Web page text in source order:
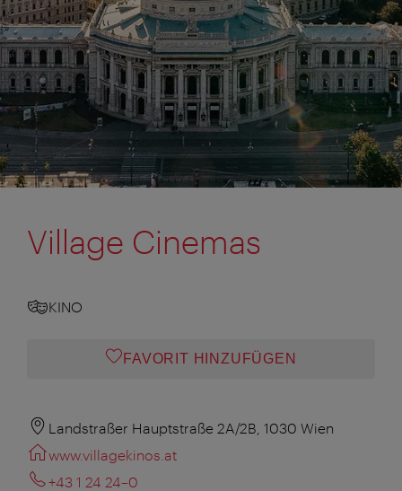
Village Cinemas
KINO
FAVORIT HINZUFÜGEN
Landstraßer Hauptstraße 2A/2B, 1030 Wien
www.villagekinos.at
+43 1 24 24–0